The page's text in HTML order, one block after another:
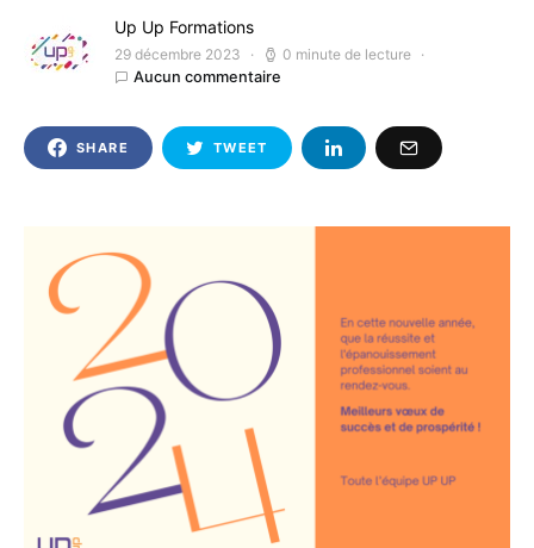
Up Up Formations
29 décembre 2023
0 minute de lecture
Aucun commentaire
SHARE TWEET